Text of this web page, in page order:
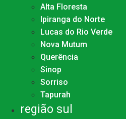
Alta Floresta
Ipiranga do Norte
Lucas do Rio Verde
Nova Mutum
Querência
Sinop
Sorriso
Tapurah
região sul